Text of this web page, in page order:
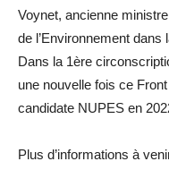
Voynet, ancienne
de l’Environnement
Dans la 1ère
une nouvelle fois ce
candidate NUPES en
Plus d’informations à